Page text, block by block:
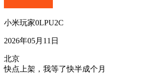
小米玩家0LPU2C
2026年05月11日
北京
快点上架，我等了快半成个月